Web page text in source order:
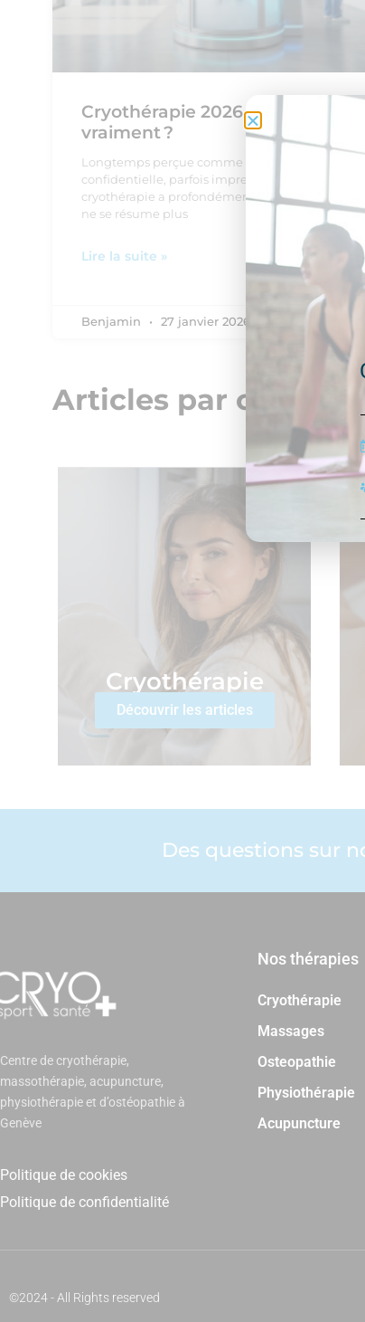
Cryothérapie 2026 : où en est-on
vraiment ?
Longtemps perçue comme une pratique
confidentielle, parfois impressionnante, la
cryothérapie a profondément évolué. En 2026,
ne se résume plus
Lire la suite »
Benjamin 27 janvier 2026
Articles par catégorie
Cryothérapie
Découvrir les articles
Des questions sur
Centre de cryothérapie,
massothérapie, acupuncture,
physiothérapie et d’ostéopathie à
Genève
Politique de cookies
Politique de confidentialité
Nos thérapies
Cryothérapie
Massages
Osteopathie
Physiothérapie
Acupuncture
©2024 - All Rights reserved